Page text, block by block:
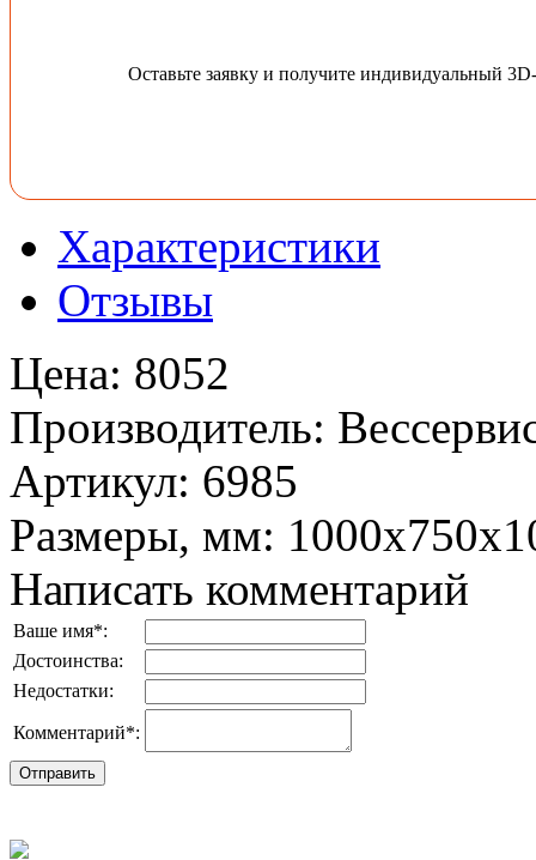
Оставьте заявку и получите индивидуальный
Характеристики
Отзывы
Цена: 8052
Производитель:
Артикул: 6985
Размеры, мм:
Написать комментарий
Ваше имя*:
Достоинства:
Недостатки:
Комментарий*: